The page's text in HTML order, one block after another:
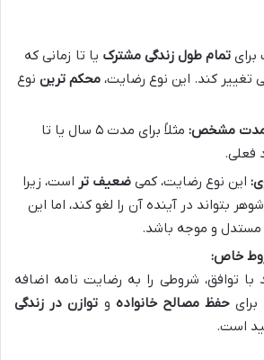
تمام طول زندگی مشترک یا تا زمانی که
تغییر کند. این نوع رضایت، محکم ترین نوع
مدت مشخص:
مثلاً برای مدت ۵ سال یا تا
فعلی.
این نوع رضایت، کمی ضعیف تر است، زیرا
بتواند در آینده آن را لغو کند، اما این
مستدل و موجه باشد.
خاص:
با توافق، شروطی را به رضایت نامه اضافه
حفظ مصالح خانواده و توازن در زندگی
است.